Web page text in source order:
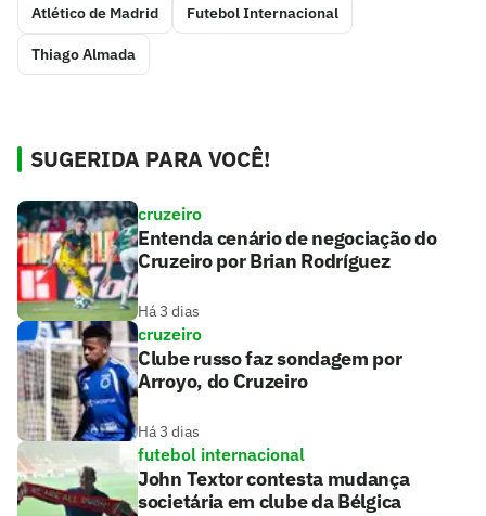
Atlético de Madrid Futebol Internacional
Thiago Almada
SUGERIDA PARA VOCÊ!
cruzeiro
Entenda cenário de negociação do
Cruzeiro por Brian Rodríguez
Há 3 dias
cruzeiro
Clube russo faz sondagem por
Arroyo, do Cruzeiro
Há 3 dias
futebol internacional
John Textor contesta mudança
societária em clube da Bélgica